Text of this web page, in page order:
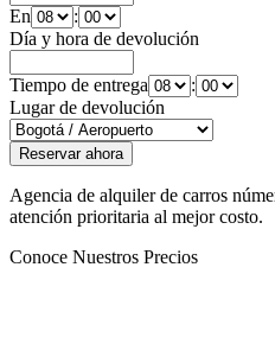
En
:
Día y hora de devolución
Tiempo de entrega
:
Lugar de devolución
Agencia de alquiler de carros
atención prioritaria al mejor costo.
Conoce Nuestros Precios